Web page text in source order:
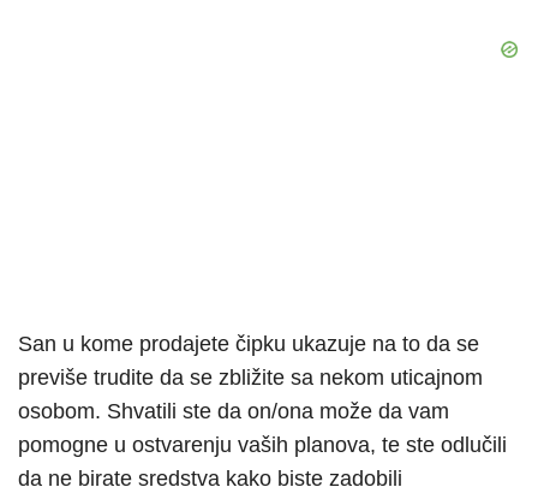
San u kome prodajete čipku ukazuje na to da se
previše trudite da se zbližite sa nekom uticajnom
osobom. Shvatili ste da on/ona može da vam
pomogne u ostvarenju vaših planova, te ste odlučili
da ne birate sredstva kako biste zadobili